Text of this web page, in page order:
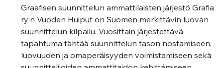
Graafisen suunnittelun ammattilaisten järjestö Grafia
ry:n Vuoden Huiput on Suomen merkittävin luovan
suunnittelun kilpailu. Vuosittain järjestettävä
tapahtuma tähtää suunnittelun tason nostamiseen,
luovuuden ja omaperäisyyden voimistamiseen sekä